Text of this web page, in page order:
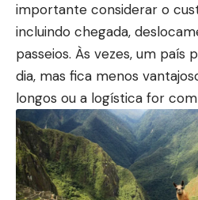
importante considerar o
incluindo chegada,
passeios. Às vezes, um país
dia, mas fica menos
longos ou a logística for